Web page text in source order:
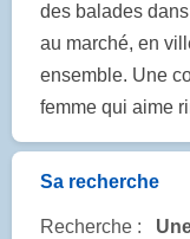
des balades
au marché, en
ensemble. Une
femme qui aime
Sa recherche
Recherche :